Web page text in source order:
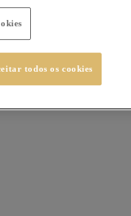
todos os cookies